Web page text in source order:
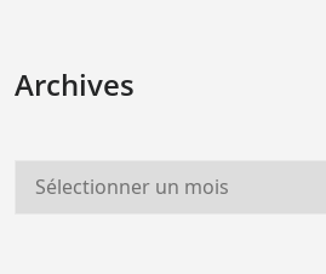
Archives